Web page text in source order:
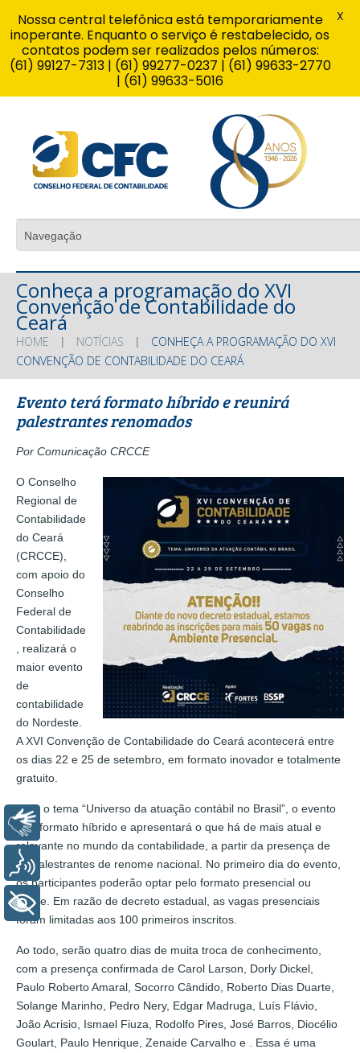
Conheça a programação do XVI
Convenção de Contabilidade do
Ceará
HOME NOTÍCIAS
CONHEÇA A PROGRAMAÇÃO DO XVI
CONVENÇÃO DE CONTABILIDADE DO CEARÁ
Evento terá formato híbrido e reunirá
palestrantes renomados
Por Comunicação CRCCE
O Conselho
Regional de
Contabilidade
do Ceará
(CRCCE),
com apoio do
Conselho
Federal de
Contabilidade
, realizará o
maior evento
de
contabilidade
do Nordeste.
A XVI Convenção de Contabilidade do Ceará acontecerá entre
os dias 22 e 25 de setembro, em formato inovador e totalmente
gratuito.
Com o tema “Universo da atuação contábil no Brasil”, o evento
terá formato híbrido e apresentará o que há de mais atual e
relevante no mundo da contabilidade, a partir da presença de
13 palestrantes de renome nacional. No primeiro dia do evento,
os participantes poderão optar pelo formato presencial ou
online. Em razão de decreto estadual, as vagas presenciais
foram limitadas aos 100 primeiros inscritos.
Ao todo, serão quatro dias de muita troca de conhecimento,
com a presença confirmada de Carol Larson, Dorly Dickel,
Paulo Roberto Amaral, Socorro Cândido, Roberto Dias Duarte,
Solange Marinho, Pedro Nery, Edgar Madruga, Luís Flávio,
João Acrisio, Ismael Fiuza, Rodolfo Pires, José Barros, Diocélio
Goulart, Paulo Henrique, Zenaide Carvalho e . Essa é uma
Nossa central telefônica está temporariamente
inoperante. Enquanto o serviço é restabelecido, os
contatos podem ser realizados pelos números:
(61) 99127-7313 | (61) 99277-0237 | (61) 99633-2770
| (61) 99633-5016
X
Libras
Voz
+ Acessibilidade